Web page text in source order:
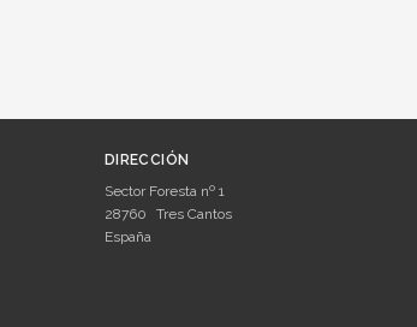
DIRECCIÓN
Sector Foresta nº 1
28760
Tres Cantos
España